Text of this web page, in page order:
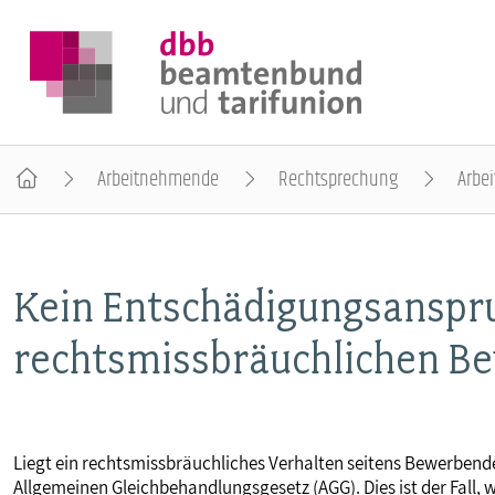
BEAMTINNEN & BEAMTE
POLITIK & POSITIONEN
Arbeitnehmende Rechtsprechung
Kein
rechtsmissbräuchlichen
Liegt ein rechtsmissbräuchliches Verhalten seitens
Allgemeinen Gleichbehandlungsgesetz (AGG). Dies ist der